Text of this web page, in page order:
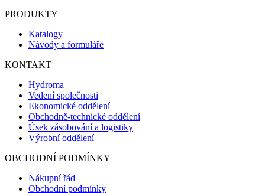
PRODUKTY
Katalogy
Návody a formuláře
KONTAKT
Hydroma
Vedení společnosti
Ekonomické oddělení
Obchodně-technické oddělení
Úsek zásobování a logistiky
Výrobní oddělení
OBCHODNÍ PODMÍNKY
Nákupní řád
Obchodní podmínky